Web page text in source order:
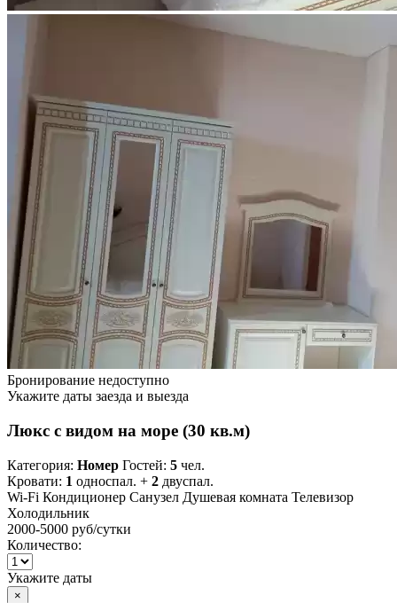
Бронирование недоступно
Укажите даты заезда и выезда
Люкс с видом на море (30 кв.м)
Категория: Номер Гостей: 5 чел.
Кровати: 1 односпал. + 2 двуспал.
Wi-Fi Кондиционер Санузел Душевая комната Телевизор
Холодильник
2000-5000 руб/сутки
Количество:
Укажите даты
×